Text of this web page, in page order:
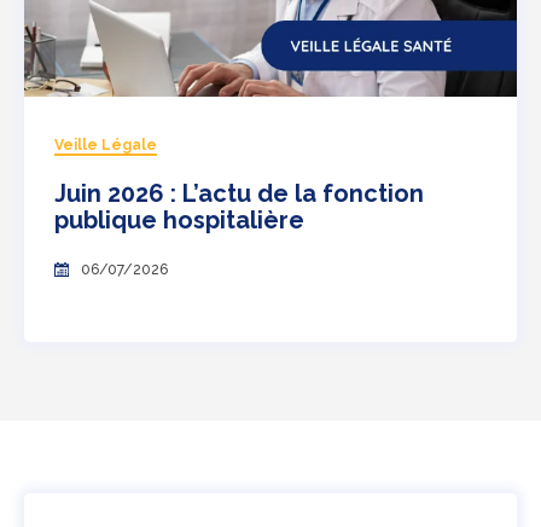
Veille Légale
Juin 2026 : L’actu de la fonction
publique hospitalière
06/07/2026